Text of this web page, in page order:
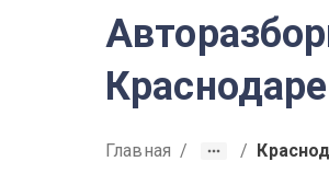
Краснодаре
Главная / /